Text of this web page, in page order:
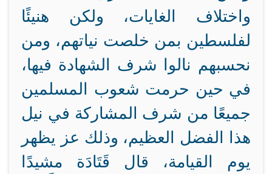
واختلاف الغايات، ولكن هنيئًا
لفلسطين بمن خلصت نياتهم، ومن
نحسبهم نالوا شرف الشهادة فيها،
في حين حرمت شعوب المسلمين
جميعًا من شرف المشاركة في نيل
هذا الفضل العظيم، وذلك عز يظهر
يوم القيامة، قال قَتَادَة مشيدًا